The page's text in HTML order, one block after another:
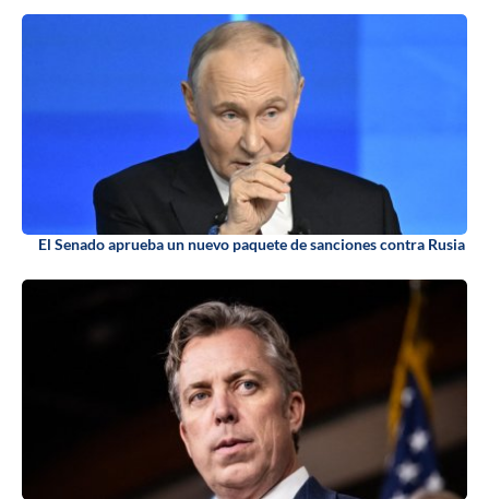
El Senado aprueba un nuevo paquete de sanciones contra Rusia